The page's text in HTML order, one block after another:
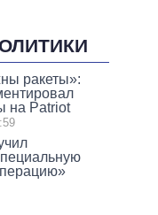
ракеты»:
на Patriot